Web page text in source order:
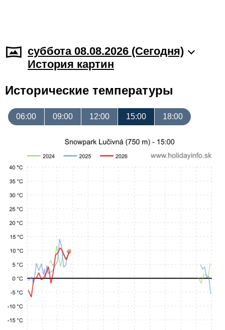
суббота 08.08.2026 (Cегодня)
История картин
Исторические температуры
06:00 09:00 12:00 15:00 18:00